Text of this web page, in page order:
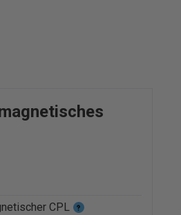
CPL